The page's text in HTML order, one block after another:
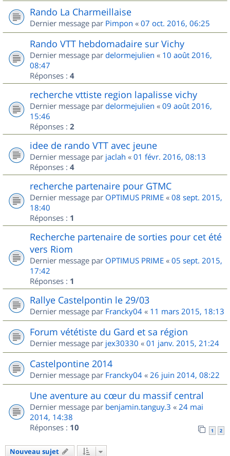
Rando La Charmeillaise
Dernier message par Pimpon « 07 oct. 2016, 06:25
Rando VTT hebdomadaire sur Vichy
Dernier message par delormejulien « 10 août 2016,
08:47
Réponses : 4
recherche vttiste region lapalisse vichy
Dernier message par delormejulien « 09 août 2016,
15:46
Réponses : 2
idee de rando VTT avec jeune
Dernier message par jaclah « 01 févr. 2016, 08:13
Réponses : 4
recherche partenaire pour GTMC
Dernier message par OPTIMUS PRIME « 08 sept. 2015,
18:40
Réponses : 1
Recherche partenaire de sorties pour cet été
vers Riom
Dernier message par OPTIMUS PRIME « 05 sept. 2015,
17:42
Réponses : 1
Rallye Castelpontin le 29/03
Dernier message par Francky04 « 11 mars 2015, 18:13
Forum vététiste du Gard et sa région
Dernier message par jex30330 « 01 janv. 2015, 21:24
Castelpontine 2014
Dernier message par Francky04 « 26 juin 2014, 08:22
Une aventure au cœur du massif central
Dernier message par benjamin.tanguy.3 « 24 mai
2014, 14:38
Réponses : 10 1 2
Nouveau sujet